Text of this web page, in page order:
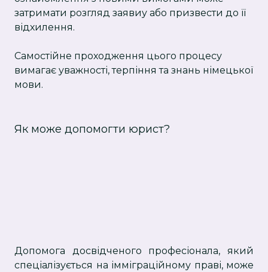
затримати розгляд заявиу або призвести до її
відхилення.
Самостійне проходження цього процесу
вимагає уважності, терпіння та знань німецької
мови.
Як може допомогти юрист?
Допомога досвідченого професіонала, який
спеціалізується на імміграційному праві, може